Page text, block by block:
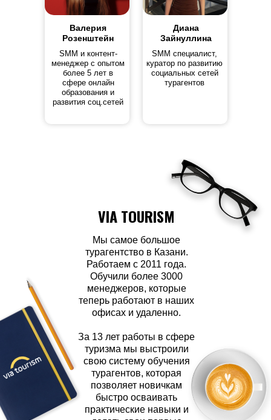
Валерия
Розенштейн
SMM и контент-
менеджер с опытом
более 5 лет в
сфере онлайн
образования и
развития соц.сетей
Диана
Зайнуллина
SMM специалист,
куратор по развитию
социальных сетей
турагентов
VIA TOURISM
Мы самое большое
турагентство в Казани.
Работаем с 2011 года.
Обучили более 3000
менеджеров, которые
теперь работают в наших
офисах и удаленно.
За 13 лет работы в сфере
туризма мы выстроили
свою систему обучения
турагентов, которая
позволяет новичкам
быстро осваивать
практические навыки и